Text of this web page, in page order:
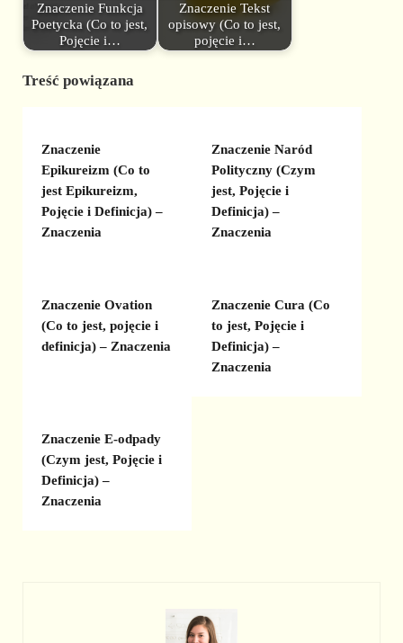
Znaczenie Funkcja
Poetycka (Co to jest,
Pojęcie i…
Znaczenie Tekst
opisowy (Co to jest,
pojęcie i…
Treść powiązana
Znaczenie
Epikureizm (Co to
jest Epikureizm,
Pojęcie i Definicja) –
Znaczenia
Znaczenie Naród
Polityczny (Czym
jest, Pojęcie i
Definicja) –
Znaczenia
Znaczenie Ovation
(Co to jest, pojęcie i
definicja) – Znaczenia
Znaczenie Cura (Co
to jest, Pojęcie i
Definicja) –
Znaczenia
Znaczenie E-odpady
(Czym jest, Pojęcie i
Definicja) –
Znaczenia